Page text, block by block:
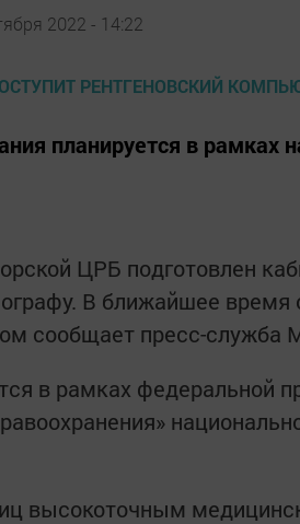
2022 - 14:22
планируется в рамках
ЦРБ подготовлен
В ближайшее время
сообщает пресс-служба
в рамках федеральной
высокоточным